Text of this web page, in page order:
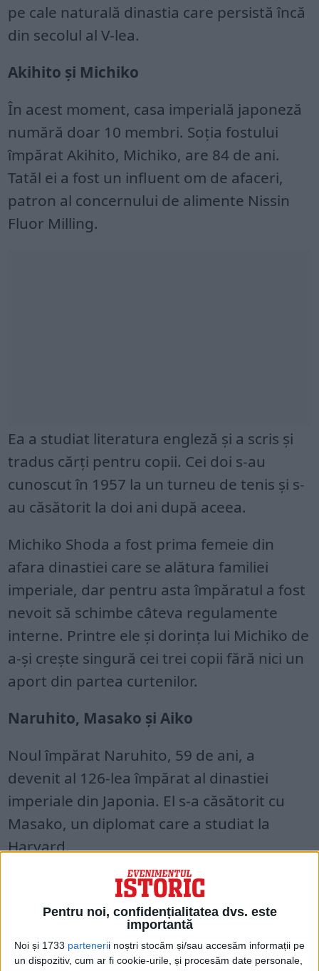
Pentru noi, confidențialitatea dvs. este
importantă
Noi și 1733 partenerii noștri stocăm și/sau accesăm informații pe
un dispozitiv, cum ar fi cookie-urile, și procesăm date personale,
pe cale naturală dinastia care persistă încă
din secolul al V-lea.
Akihito și Michiko
În acest moment, casa imperială japoneză
numără doar 10 membri. Soția fostului
împărat Akihito, Michiko, are 84 de ani.
Tatăl ei a fost un influent om de afaceri,
patron al concernului de alimente Nissin
Fluor Milling.
Ea a studiat literatura engleză și a scris și
tradus cărți pentru copii. Cei doi s-au
cunoscut în 1957 la un turneu de tenis și s-
au căsătorit la doi ani după aceea.
Michiko Shoda a fost prima femeie din
afara dinastiei care se alătura familiei
imperiale, dar pentru asta împăratul a fost
nevoit să schimbe câteva regulamente
interne. Printre ele și dorința lui Michiko de
a-și crește singură cei trei copii fără nici un
aport din partea curtenilor.
Naruhito, Masako și Aiko
Noul împărat Naruhito, 59 de ani, a
devenit al 126-lea împărat al dinastiei
imperiale din Japonia. El s-a căsătorit cu
Masako, un diplomat care a studiat la
Harvard.